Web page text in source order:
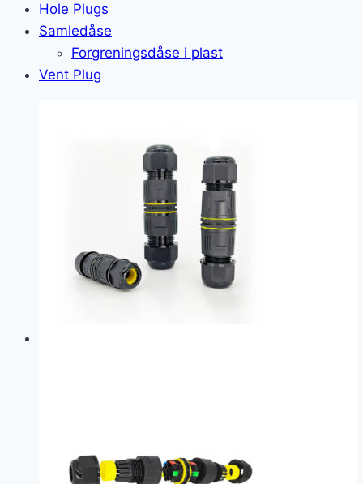
Hole Plugs
Samledåse
Forgreningsdåse i plast
Vent Plug